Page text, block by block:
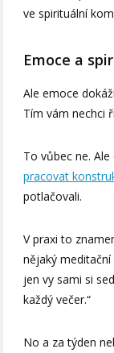
ve spirituální
Emoce a
Ale emoce
Tím vám nechci
To vůbec ne.
pracovat
potlačovali.
V praxi to
nějaký
jen vy sami si
každý večer.“
No a za týden